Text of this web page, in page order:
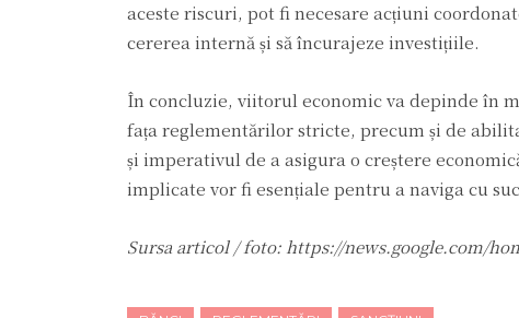
aceste riscuri, pot fi necesare acțiuni
cererea internă și să încurajeze investițiile.
În concluzie, viitorul economic va depinde în
fața reglementărilor stricte, precum și de
și imperativul de a asigura o creștere
implicate vor fi esențiale pentru a naviga cu
Sursa articol / foto: https://news.google.com/